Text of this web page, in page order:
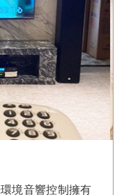
境音響控制擁有